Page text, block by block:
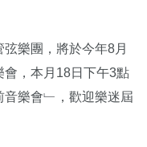
弦樂團，將於今年8月
，本月18日下午3點
樂會﹂，歡迎樂迷屆